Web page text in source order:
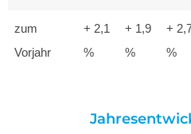
zum
Vorjahr
+ 2,1
%
+ 1,9
%
+
%